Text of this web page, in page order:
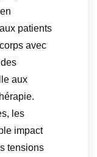
patients
avec
aux
les
impact
tensions